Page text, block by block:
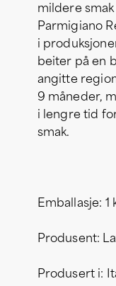
mildere
Parmigiano
i
beiter på en
angitte
9 måneder,
i lengre tid
smak.
Emballasje: 1
Produsent:
Produsert i: